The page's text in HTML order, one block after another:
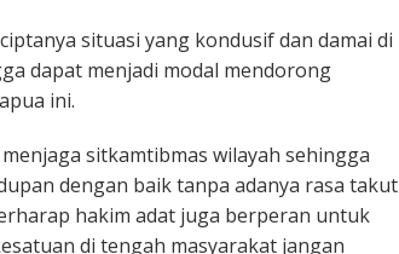
situasi yang kondusif dan damai di
dapat menjadi modal mendorong
ini.
sitkamtibmas wilayah sehingga
dengan baik tanpa adanya rasa takut
hakim adat juga berperan untuk
di tengah masyarakat jangan